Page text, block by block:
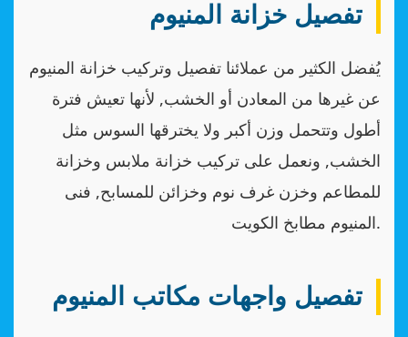
تفصيل خزانة المنيوم
يُفضل الكثير من عملائنا تفصيل وتركيب خزانة المنيوم
عن غيرها من المعادن أو الخشب, لأنها تعيش فترة
أطول وتتحمل وزن أكبر ولا يخترقها السوس مثل
الخشب, ونعمل على تركيب خزانة ملابس وخزانة
للمطاعم وخزن غرف نوم وخزائن للمسابح, فنى
المنيوم مطابخ الكويت.
تفصيل واجهات مكاتب المنيوم